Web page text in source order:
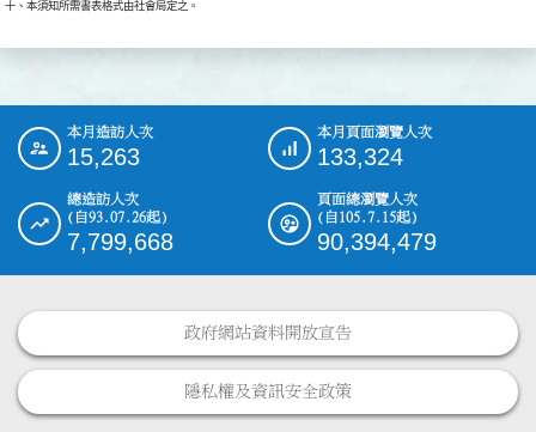
十、本須知所需書表格式由社會局定之。
::: 本月造訪人次
15,263
本月頁面瀏覽人次
133,324
總造訪人次
(自93.07.26起)
7,799,668
頁面總瀏覽人次
(自105.7.15起)
90,394,479
政府網站資料開放宣告
隱私權及資訊安全政策